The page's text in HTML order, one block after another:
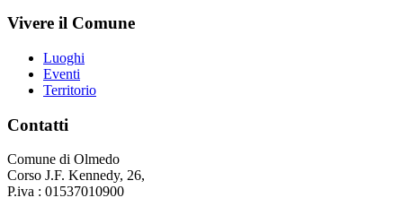
Vivere il Comune
Luoghi
Eventi
Territorio
Contatti
Comune di Olmedo
Corso J.F. Kennedy, 26,
P.iva : 01537010900